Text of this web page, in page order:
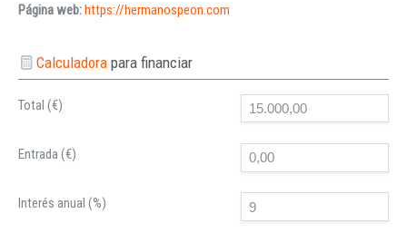
Página web:https://hermanospeon.com
Calculadorapara financiar
Total (€)
Entrada (€)
Interés anual (%)